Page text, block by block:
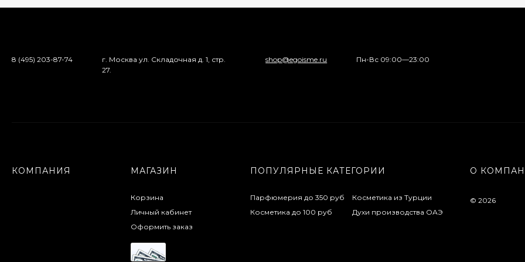
8 (495) 203-87-74
г. Москва ул. Складочная д. 1, стр.
27.
shop@egoisme.ru Пн-Вс 09:00—23:00
КОМПАНИЯ МАГАЗИН
Корзина
Личный кабинет
Оформить заказ
ПОПУЛЯРНЫЕ КАТЕГОРИИ
Парфюмерия до 350 руб
Косметика до 100 руб
Косметика из Турции
Духи производства ОАЭ
О
© 2026